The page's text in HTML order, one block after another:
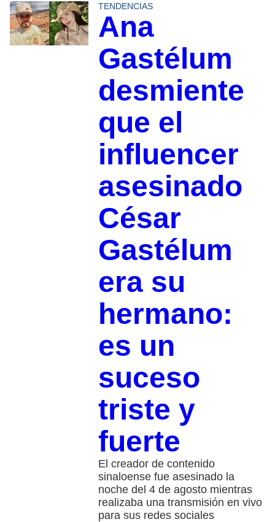
TENDENCIAS
Ana
Gastélum
desmiente
que el
influencer
asesinado
César
Gastélum
era su
hermano:
es un
suceso
triste y
fuerte
El creador de contenido
sinaloense fue asesinado la
noche del 4 de agosto mientras
realizaba una transmisión en vivo
para sus redes sociales